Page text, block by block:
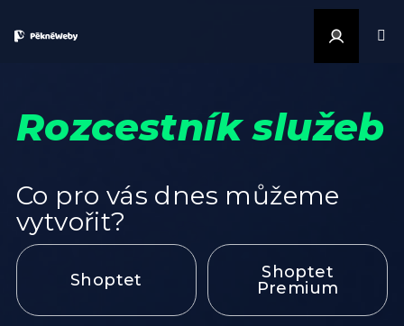
Rozcestník služeb
Co pro vás dnes můžeme
vytvořit?
Shoptet
Shoptet
Premium